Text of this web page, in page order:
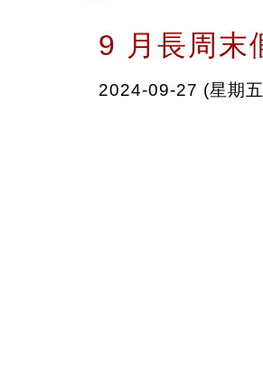
9 月長周末
2024-09-27 (星期